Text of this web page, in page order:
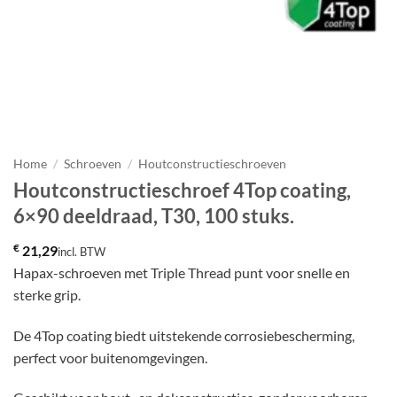
Home / Schroeven / Houtconstructieschroeven
Houtconstructieschroef 4Top coating,
6×90 deeldraad, T30, 100 stuks.
€ 21,29incl. BTW
Hapax-schroeven met Triple Thread punt voor snelle en
sterke grip.
De 4Top coating biedt uitstekende corrosiebescherming,
perfect voor buitenomgevingen.